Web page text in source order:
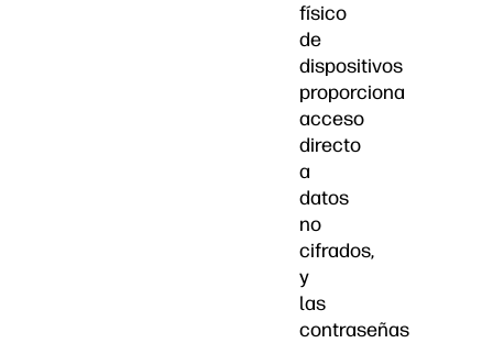
físico
de
dispositivos
proporciona
acceso
directo
a
datos
no
cifrados,
y
las
contraseñas